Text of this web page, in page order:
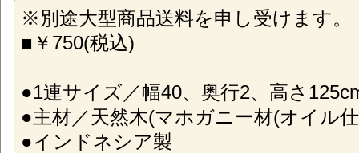
※別途大型商品送料を申し受けます。
■￥750(税込)
●1連サイズ／幅40、奥行2、高さ
●主材／天然木(マホガニー材(オイル
●インドネシア製